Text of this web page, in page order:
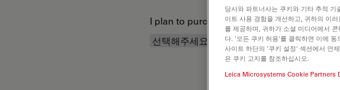
I plan to purchase...
당사와 파트너사는 쿠키와 기타 추적
이트 사용 경험을 개선하고, 귀하의 이
를 제공하며, 귀하가 소셜 미디어에서
다. '모든 쿠키 허용'를 클릭하면 이에
사이트 하단의 '쿠키 설정' 섹션에서 언
은 쿠키 고지를 참조하십시오.
Leica Microsystems Cookie Partners